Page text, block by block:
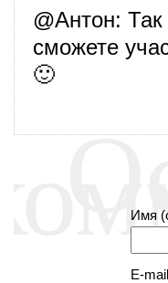
@Антон:
сможете
🙂
Имя
E-